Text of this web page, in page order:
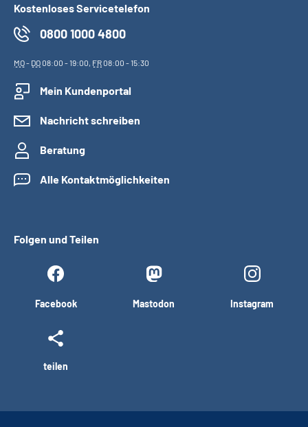
Kostenloses Servicetelefon
0800 1000 4800
MO- DO08:00 - 19:00, FR08:00 - 15:30
Mein Kundenportal
Nachricht schreiben
Beratung
Alle Kontaktmöglichkeiten
Folgen und Teilen
Facebook Mastodon Instagram
teilen